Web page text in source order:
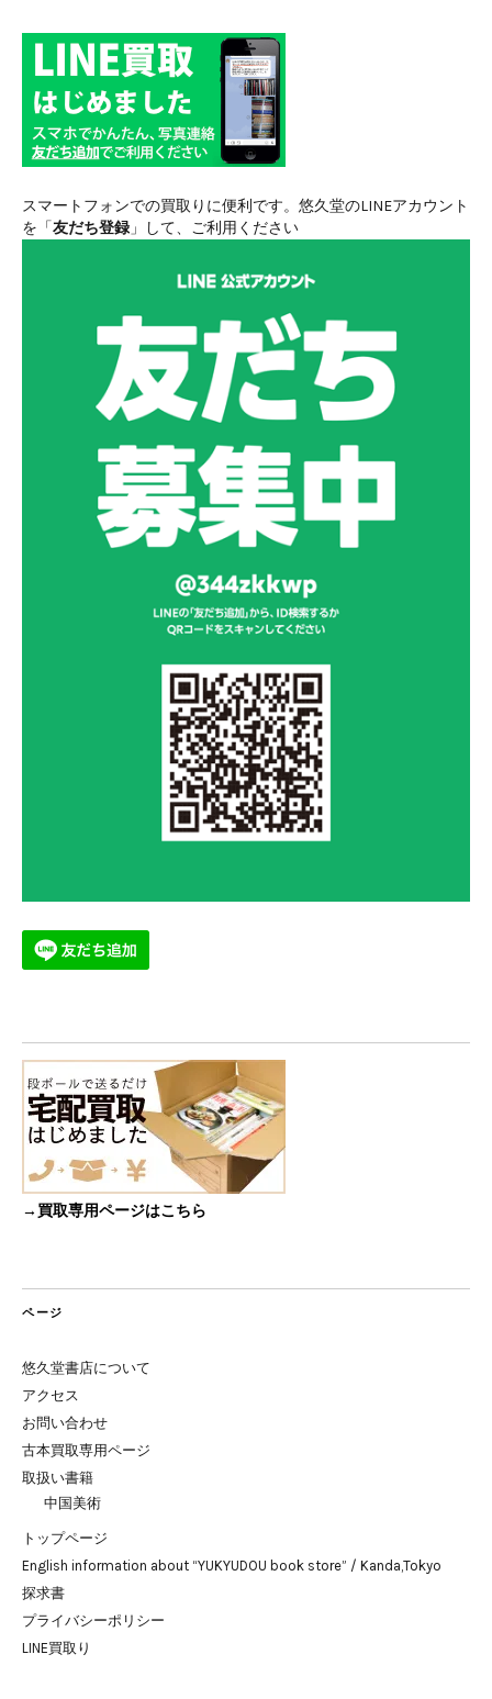
スマートフォンでの買取りに便利です。悠久堂のLINEアカウント
を「友だち登録 」して、ご利用ください
→買取専用ページはこちら
ページ
悠久堂書店について
アクセス
お問い合わせ
古本買取専用ページ
取扱い書籍
中国美術
トップページ
English information about “YUKYUDOU book store” / Kanda,Tokyo
探求書
プライバシーポリシー
LINE買取り